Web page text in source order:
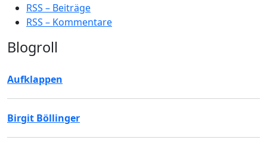
RSS – Beiträge
RSS – Kommentare
Blogroll
Aufklappen
Birgit Böllinger